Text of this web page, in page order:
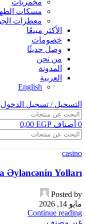
مخمريات
مسكات
معطرات
الأكثر مبيعًا
خصومات
وصل حديثًا
من نحن
المدونة
العربية
English
التسحيل / تسجيل الدخول
0 أصناف 0,00 EGP
casino
Əyləncənin Yolları
Posted by
مايو 14, 2026
Continue reading
غير مصنف